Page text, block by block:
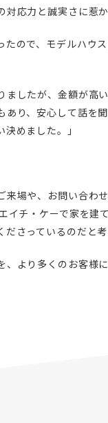
応力と誠実さに惹
たので、モデルハウ
ましたが、金額が
り、安心して話を
めました。」
場や、お問い合わ
イチ・ケーで家を建
さっているのだと考
より多くのお客様